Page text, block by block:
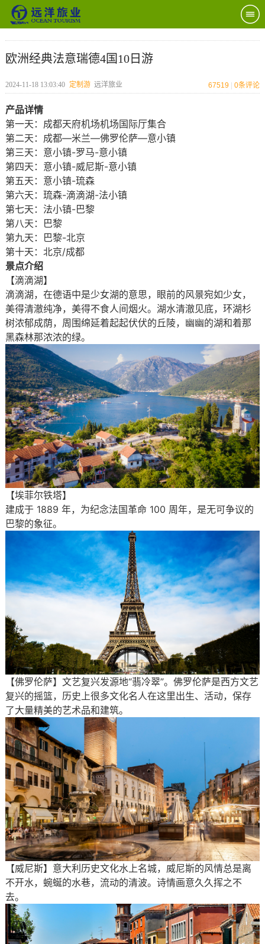
欧洲经典法意瑞德4国10日游
2024-11-18 13:03:40 定制游 远洋旅业 67519 0条评论
产品详情
第一天：成都天府机场机场国际厅集合
第二天：成都—米兰—佛罗伦萨—意小镇
第三天：意小镇-罗马-意小镇
第四天：意小镇-威尼斯-意小镇
第五天：意小镇-琉森
第六天：琉森-滴滴湖-法小镇
第七天：法小镇-巴黎
第八天：巴黎
第九天：巴黎-北京
第十天：北京/成都
景点介绍
【滴滴湖】
滴滴湖，在德语中是少女湖的意思，眼前的风景宛如少女，
美得清澈纯净，美得不食人间烟火。湖水清澈见底，环湖杉
树浓郁成荫，周围绵延着起起伏伏的丘陵，幽幽的湖和着那
黑森林那浓浓的绿。
【埃菲尔铁塔】
建成于 1889 年，为纪念法国革命 100 周年，是无可争议的
巴黎的象征。
【佛罗伦萨】文艺复兴发源地“翡冷翠”。佛罗伦萨是西方文艺
复兴的摇篮，历史上很多文化名人在这里出生、活动，保存
了大量精美的艺术品和建筑。
【威尼斯】意大利历史文化水上名城，威尼斯的风情总是离
不开水，蜿蜒的水巷，流动的清波。诗情画意久久挥之不
去。